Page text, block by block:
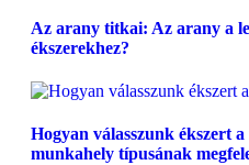
Az arany titkai: Az arany a
ékszerekhez?
Hogyan válasszunk ékszert
munkahely típusának